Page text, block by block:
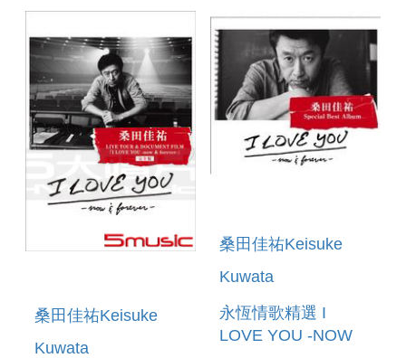
TAMAGOYAKI
FEAT.UMEBOSHI(日
本進口完全生產限定
盤A)
桑田佳祐Keisuke
Kuwata
桑田佳祐Keisuke
Kuwata
永恆情歌精選 I
LOVE YOU -NOW